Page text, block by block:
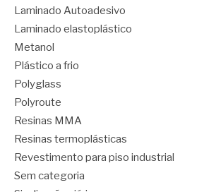
Laminado Autoadesivo
Laminado elastoplástico
Metanol
Plástico a frio
Polyglass
Polyroute
Resinas MMA
Resinas termoplásticas
Revestimento para piso industrial
Sem categoria